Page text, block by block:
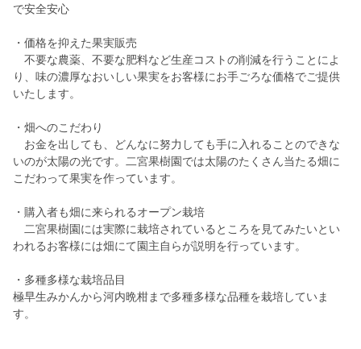
で安全安心
・価格を抑えた果実販売
不要な農薬、不要な肥料など生産コストの削減を行うことによ
り、味の濃厚なおいしい果実をお客様にお手ごろな価格でご提供
いたします。
・畑へのこだわり
お金を出しても、どんなに努力しても手に入れることのできな
いのが太陽の光です。二宮果樹園では太陽のたくさん当たる畑に
こだわって果実を作っています。
・購入者も畑に来られるオープン栽培
二宮果樹園には実際に栽培されているところを見てみたいとい
われるお客様には畑にて園主自らが説明を行っています。
・多種多様な栽培品目
極早生みかんから河内晩柑まで多種多様な品種を栽培していま